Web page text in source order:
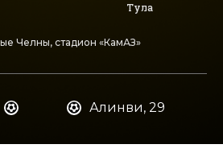
Тула
Челны, стадион «КамАЗ»
Алинви, 29